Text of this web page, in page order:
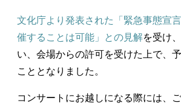
文化庁より発表された「緊急事態宣
催することは可能」との見解を受け
い、会場からの許可を受けた上で、
こととなりました。
コンサートにお越しになる際には、